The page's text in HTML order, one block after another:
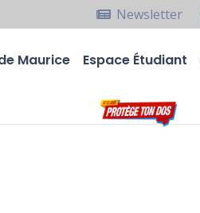
Newsletter
Maurice Espace Étudiant